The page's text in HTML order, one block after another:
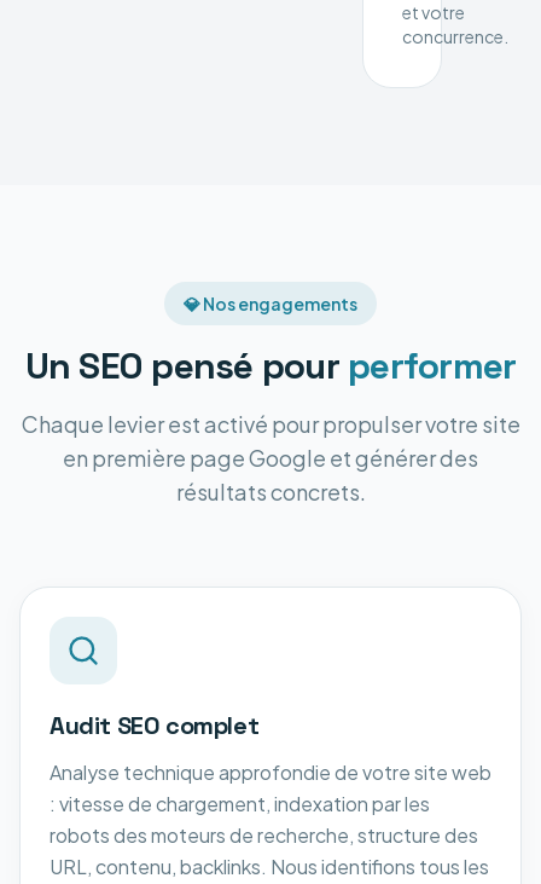
et votre
concurrence.
💎 Nos engagements
Un SEO pensé pour performer
Chaque levier est activé pour propulser votre site
en première page Google et générer des
résultats concrets.
Audit SEO complet
Analyse technique approfondie de votre site web
: vitesse de chargement, indexation par les
robots des moteurs de recherche, structure des
URL, contenu, backlinks. Nous identifions tous les